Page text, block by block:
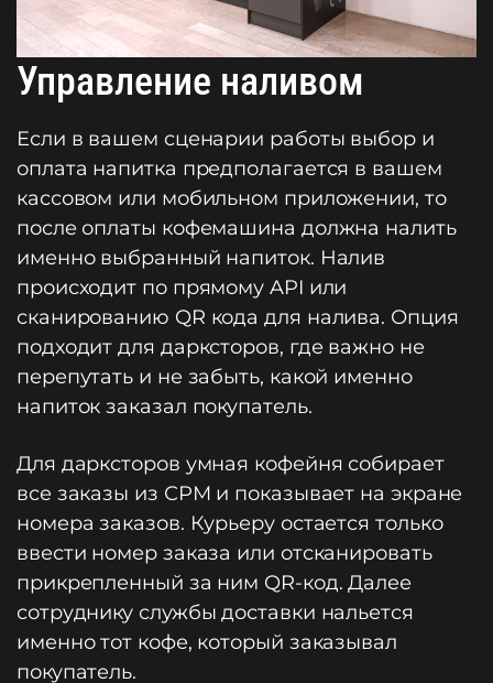
Управление наливом
Если в вашем сценарии работы выбор и
оплата напитка предполагается в вашем
кассовом или мобильном приложении, то
после оплаты кофемашина должна налить
именно выбранный напиток. Налив
происходит по прямому API или
сканированию QR кода для налива. Опция
подходит для дарксторов, где важно не
перепутать и не забыть, какой именно
напиток заказал покупатель.
Для дарксторов умная кофейня собирает
все заказы из СРМ и показывает на экране
номера заказов. Курьеру остается только
ввести номер заказа или отсканировать
прикрепленный за ним QR-код. Далее
сотруднику службы доставки нальется
именно тот кофе, который заказывал
покупатель.